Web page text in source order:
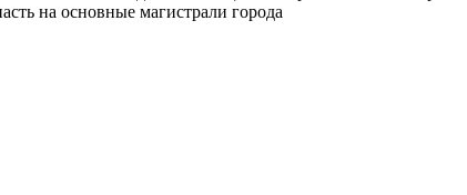
на основные магистрали города